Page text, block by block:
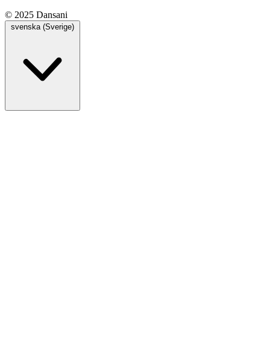
© 2025 Dansani
svenska (Sverige)